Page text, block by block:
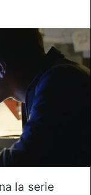
la serie